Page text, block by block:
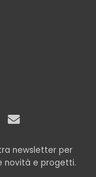
newsletter per
novità e progetti.